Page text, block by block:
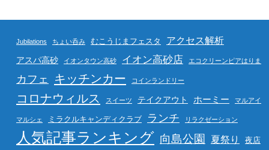
Jubilations ちょい呑み むこうじまフェスタ アクセス解析
アスパ高砂 イオンタウン高砂 イオン高砂店 エコクリーンピアはりま
カフェ キッチンカー コインランドリー
コロナウィルス スイーツ テイクアウト ホーミー マルアイ
マルシェ ミラクルキャンディクラブ ランチ リラクゼーション
人気記事ランキング 向島公園 夏祭り 夜店